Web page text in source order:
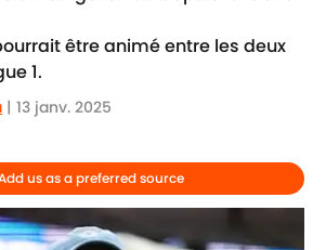
être animé entre les deux
1.
| 13 janv. 2025
us as a preferred source